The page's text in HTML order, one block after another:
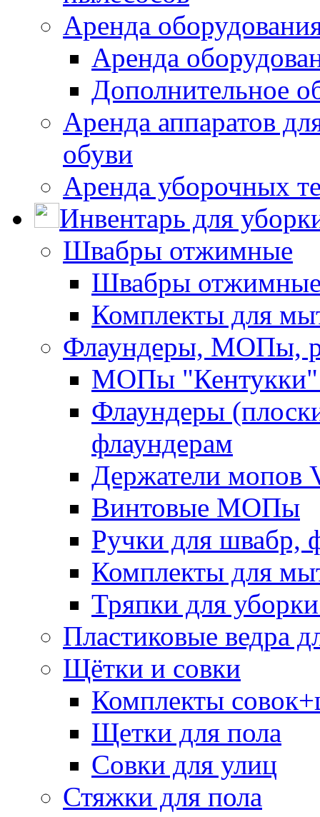
Аренда
Аренда
Дополнительное
Аренда аппаратов
обуви
Аренда уборочных
Инвентарь для
Швабры отжимные
Швабры
Комплекты для
Флаундеры, МОПы,
МОПы "Кентукки"
Флаундеры
флаундерам
Держатели мопов
Винтовые МОПы
Ручки для швабр,
Комплекты для
Тряпки для
Пластиковые ведра
Щётки и совки
Комплекты
Щетки для пола
Совки для улиц
Стяжки для пола